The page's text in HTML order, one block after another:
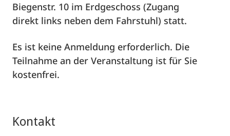
Biegenstr. 10 im Erdgeschoss (Zugang
direkt links neben dem Fahrstuhl) statt.
Es ist keine Anmeldung erforderlich. Die
Teilnahme an der Veranstaltung ist für Sie
kostenfrei.
Kontakt